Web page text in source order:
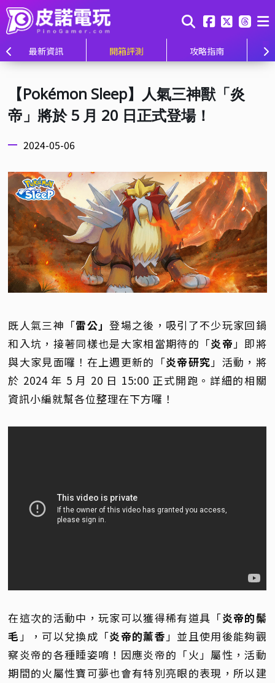
最新資訊 開箱評測 攻略指南
【Pokémon Sleep】人氣三神獸「炎
帝」將於 5 月 20 日正式登場！
2024-05-06
既人氣三神「雷公」登場之後，吸引了不少玩家回鍋
和入坑，接著同樣也是大家相當期待的「炎帝」即將
與大家見面囉！在上週更新的「炎帝研究」活動，將
於 2024 年 5 月 20 日 15:00 正式開跑。詳細的相關
資訊小編就幫各位整理在下方囉！
在這次的活動中，玩家可以獲得稀有道具「炎帝的鬃
毛」，可以兌換成「炎帝的薰香」並且使用後能夠觀
察炎帝的各種睡姿唷！因應炎帝的「火」屬性，活動
期間的火屬性寶可夢也會有特別亮眼的表現，所以建